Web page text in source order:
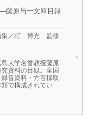
藤原与一文庫目録
集／町 博光 監修
大学名誉教授藤原
資料の目録。全国
音資料・方言採取
で構成されてい